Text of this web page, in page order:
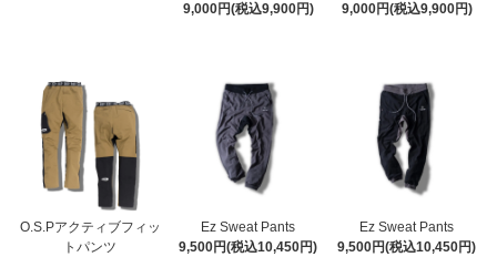
9,000円(税込9,900円)
9,000円(税込9,900円)
O.S.Pアクティブフィッ
トパンツ
Ez Sweat Pants
9,500円(税込10,450円)
Ez Sweat Pants
9,500円(税込10,450円)